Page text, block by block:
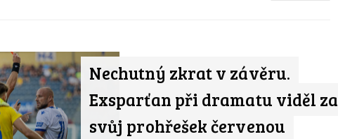
Nechutný zkrat v závěru.
Exsparťan při dramatu viděl za
svůj prohřešek červenou